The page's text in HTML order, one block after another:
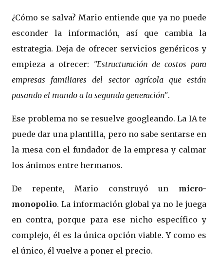
¿Cómo se salva? Mario entiende que ya no puede
esconder la información, así que cambia la
estrategia. Deja de ofrecer servicios genéricos y
empieza a ofrecer: "Estructuración de costos para
empresas familiares del sector agrícola que están
pasando el mando a la segunda generación".
Ese problema no se resuelve googleando. La IA te
puede dar una plantilla, pero no sabe sentarse en
la mesa con el fundador de la empresa y calmar
los ánimos entre hermanos.
De repente, Mario construyó un micro-
monopolio. La información global ya no le juega
en contra, porque para ese nicho específico y
complejo, él es la única opción viable. Y como es
el único, él vuelve a poner el precio.